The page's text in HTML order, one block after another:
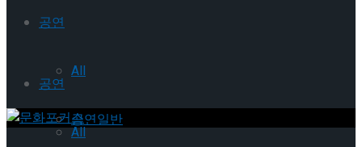
공연
All
공연일반
공연
All